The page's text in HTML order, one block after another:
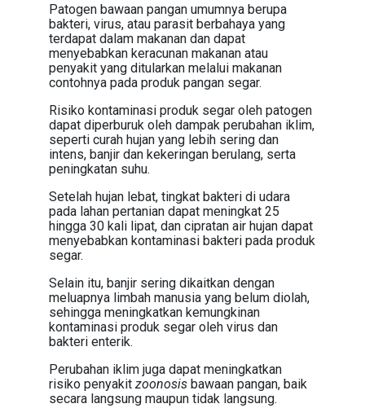
Patogen bawaan pangan umumnya berupa
bakteri, virus, atau parasit berbahaya yang
terdapat dalam makanan dan dapat
menyebabkan keracunan makanan atau
penyakit yang ditularkan melalui makanan
contohnya pada produk pangan segar.
Risiko kontaminasi produk segar oleh patogen
dapat diperburuk oleh dampak perubahan iklim,
seperti curah hujan yang lebih sering dan
intens, banjir dan kekeringan berulang, serta
peningkatan suhu.
Setelah hujan lebat, tingkat bakteri di udara
pada lahan pertanian dapat meningkat 25
hingga 30 kali lipat, dan cipratan air hujan dapat
menyebabkan kontaminasi bakteri pada produk
segar.
Selain itu, banjir sering dikaitkan dengan
meluapnya limbah manusia yang belum diolah,
sehingga meningkatkan kemungkinan
kontaminasi produk segar oleh virus dan
bakteri enterik.
Perubahan iklim juga dapat meningkatkan
risiko penyakit zoonosis bawaan pangan, baik
secara langsung maupun tidak langsung.